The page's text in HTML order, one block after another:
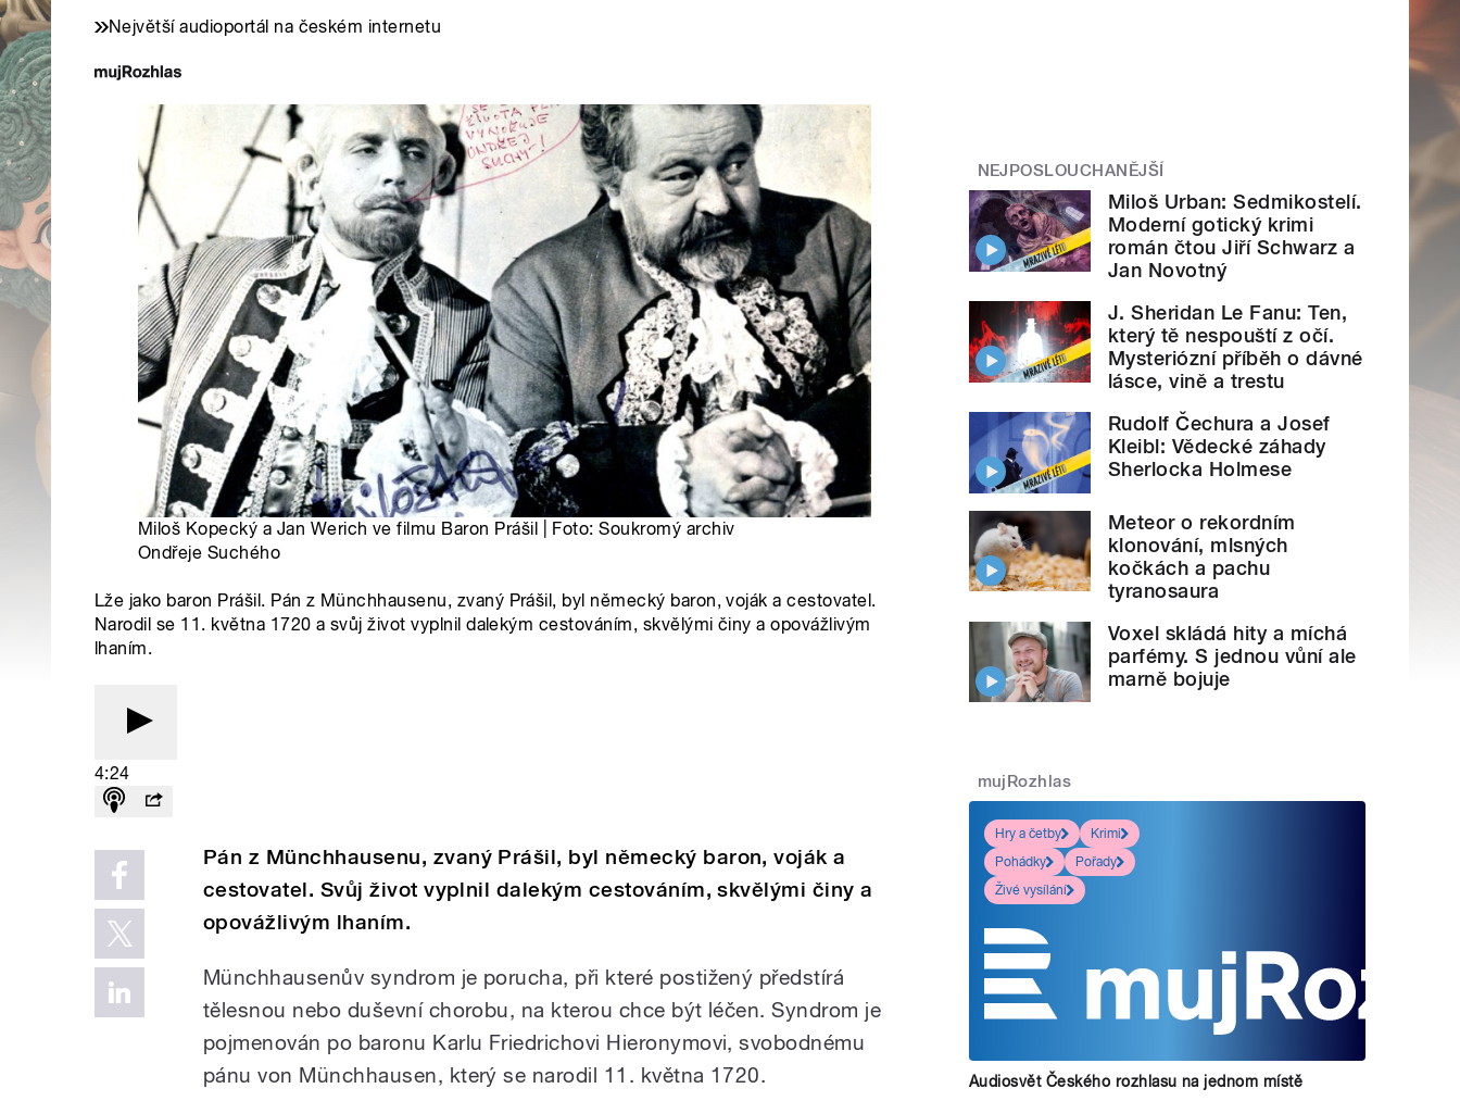
Největší audioportál na českém internetu
Miloš Kopecký a Jan Werich ve filmu Baron Prášil | Foto: Soukromý archiv
Ondřeje Suchého
Lže jako baron Prášil. Pán z Münchhausenu, zvaný Prášil, byl německý baron, voják a cestovatel.
Narodil se 11. května 1720 a svůj život vyplnil dalekým cestováním, skvělými činy a opovážlivým
lhaním.
4:24
Pán z Münchhausenu, zvaný Prášil, byl německý baron, voják a
cestovatel. Svůj život vyplnil dalekým cestováním, skvělými činy a
opovážlivým lhaním.
Münchhausenův syndrom je porucha, při které postižený předstírá
tělesnou nebo duševní chorobu, na kterou chce být léčen. Syndrom je
pojmenován po baronu Karlu Friedrichovi Hieronymovi, svobodnému
pánu von Münchhausen, který se narodil 11. května 1720.
NEJPOSLOUCHANĚJŠÍ
Miloš Urban: Sedmikostelí.
Moderní gotický krimi
román čtou Jiří Schwarz a
Jan Novotný
J. Sheridan Le Fanu: Ten,
který tě nespouští z očí.
Mysteriózní příběh o dávné
lásce, vině a trestu
Rudolf Čechura a Josef
Kleibl: Vědecké záhady
Sherlocka Holmese
Meteor o rekordním
klonování, mlsných
kočkách a pachu
tyranosaura
Voxel skládá hity a míchá
parfémy. S jednou vůní ale
marně bojuje
mujRozhlas
Hry a četby
Krimi
Pohádky
Pořady
Živé vysílání
Audiosvět Českého rozhlasu na jednom místě